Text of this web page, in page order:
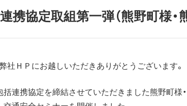
携協定取組第一弾（熊野町様・
社ＨＰにお越しいただきありがとうございます。
括連携協定を締結させていただきました熊野町